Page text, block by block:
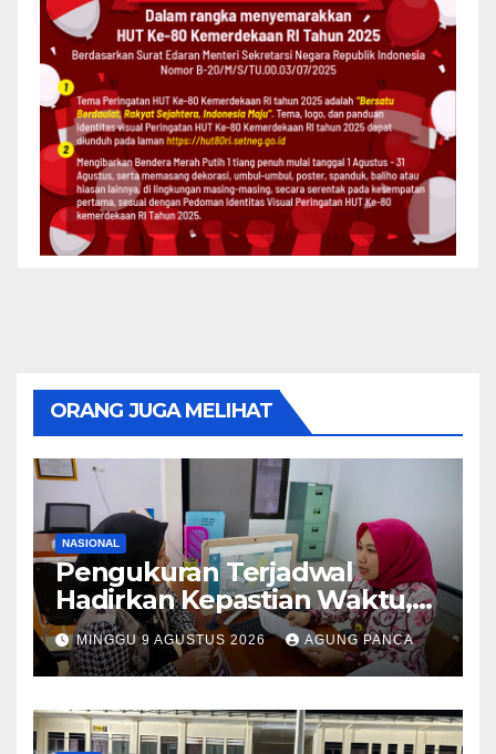
ORANG JUGA MELIHAT
NASIONAL
Pengukuran Terjadwal
Hadirkan Kepastian Waktu,
Masyarakat Tak Perlu Lama
Menunggu Layanan
Pertanahan
MINGGU 9 AGUSTUS 2026 AGUNG PANCA